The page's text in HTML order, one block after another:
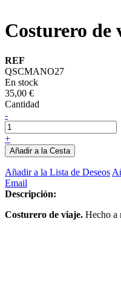
Costurero de
REF
QSCMANO27
En stock
35,00 €
Cantidad
-
+
Añadir a la Cesta
Añadir a la Lista de Deseos
Email
Descripción:
Costurero de viaje. Hecho a